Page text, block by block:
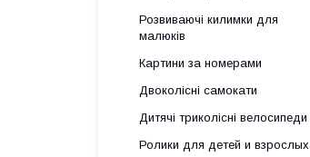
Розвиваючі килимки для
малюків
Картини за номерами
Двоколісні самокати
Дитячі триколісні велосипеди
Ролики для детей и взрослых